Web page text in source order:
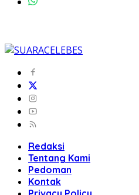
Redaksi
Tentang Kami
Pedoman
Kontak